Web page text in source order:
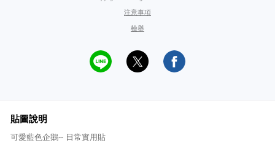
注意事項
檢舉
貼圖說明
可愛藍色企鵝-- 日常實用貼